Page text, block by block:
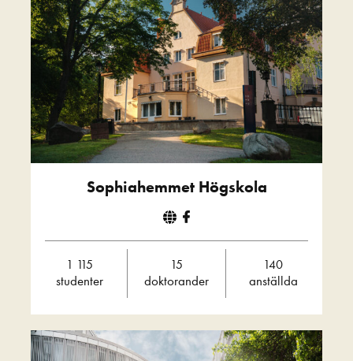
Sophiahemmet Högskola
1 115
studenter
15
doktorander
140
anställda